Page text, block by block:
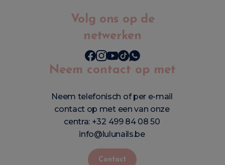
Volg ons op de
netwerken
Neem contact op met
Neem telefonisch of per e-mail
contact op met een van onze
centra: +32 499 84 08 50
info@lulunails.be
Contact